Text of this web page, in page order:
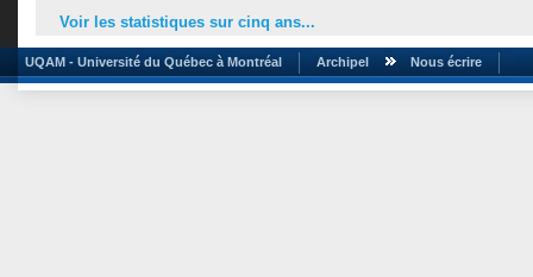
Voir les statistiques sur cinq ans...
UQAM - Université du Québec à Montréal Archipel Nous écrire